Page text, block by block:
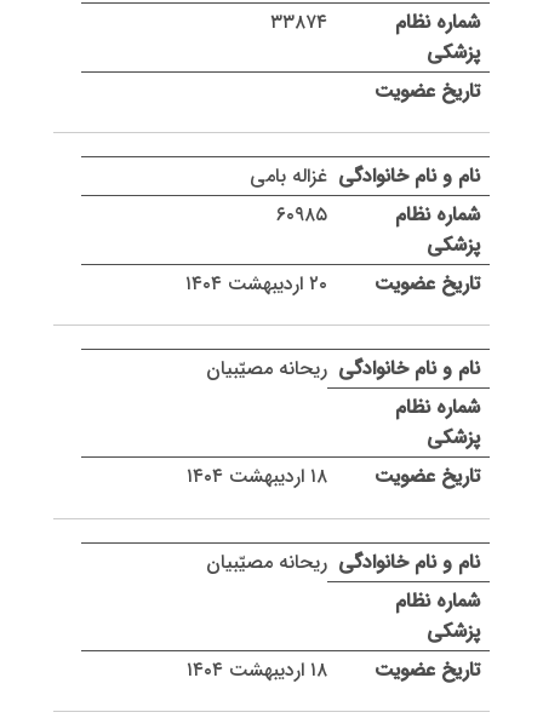
۳۳۸۷۴
غزاله بامی
۶۰۹۸۵
۲۰ اردیبهشت ۱۴۰۴
ریحانه مصیّبیان
۱۸ اردیبهشت ۱۴۰۴
ریحانه مصیّبیان
۱۸ اردیبهشت ۱۴۰۴